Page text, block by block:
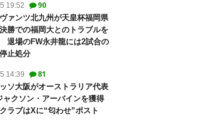
19:52 90
ァンツ北九州が天皇杯福岡県
勝での福岡大とのトラブルを
退場のFW永井龍には2試合の
止処分
14:39 81
ソ大阪がオーストラリア代表
ャクソン・アーバインを獲得
ラブはXに“匂わせ”ポスト